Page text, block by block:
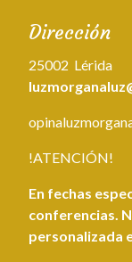
Dirección
25002 Lérida
!ATENCIÓN!
En fechas
conferencias.
personalizada